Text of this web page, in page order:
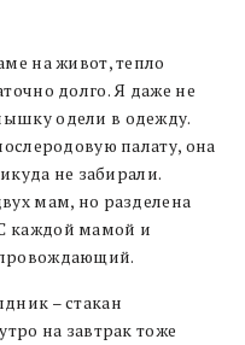
на живот, тепло
долго. Я даже не
одели в одежду.
палату, она
не забирали.
мам, но разделена
каждой мамой и
– стакан
на завтрак тоже